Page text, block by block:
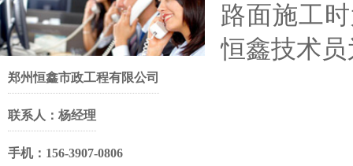
郑州恒鑫市政工程有限公司
联系人：杨经理
手机：156-3907-0806
路面施工
恒鑫技术